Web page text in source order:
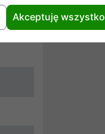
Akceptuję wszystko